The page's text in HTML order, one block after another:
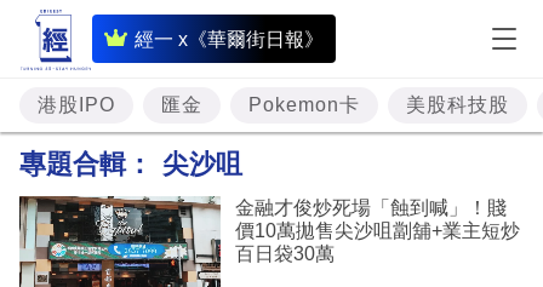
經一 x《華爾街日報》
即
時
財
經
題
投
港股IPO 匯金 Pokemon卡 美股科技股
專題合輯： 尖沙咀
金融才俊炒死場「蝕到喊」！賤
價10萬拋售尖沙咀劏舖+業主短炒
百日袋30萬